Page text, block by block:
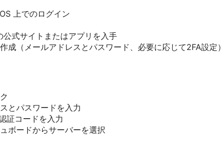
上でのログイン
公式サイトまたはアプリを入手
成（メールアドレスとパスワード、必要に応じて2FA設定）
とパスワードを入力
証コードを入力
ボードからサーバーを選択